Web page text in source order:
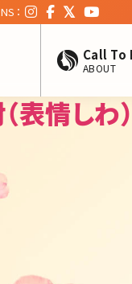
：
Call To
ABOUT
表情し